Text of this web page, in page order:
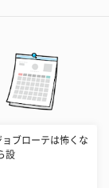
ョブローテは怖くな
設